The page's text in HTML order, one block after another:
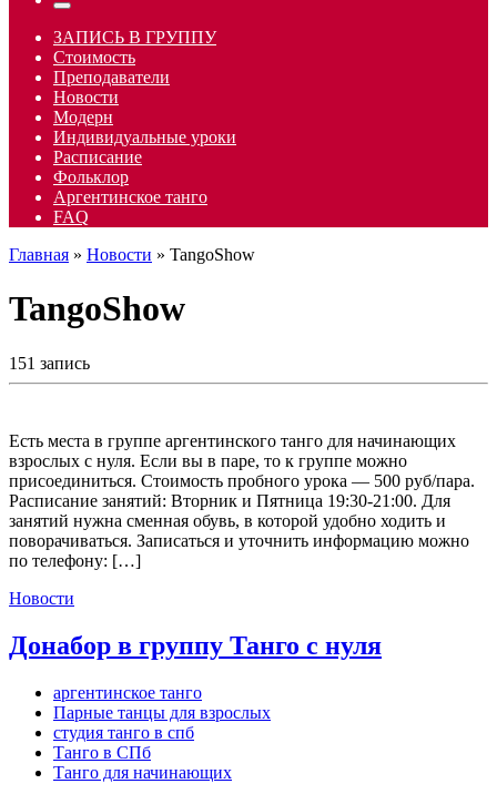
Меню
ЗАПИСЬ В ГРУППУ
Стоимость
Преподаватели
Новости
Модерн
Индивидуальные уроки
Расписание
Фольклор
Аргентинское танго
FAQ
Главная » Новости » TangoShow
TangoShow
151 запись
Есть места в группе аргентинского танго для начинающих
взрослых с нуля. Если вы в паре, то к группе можно
присоединиться. Стоимость пробного урока — 500 руб/пара.
Расписание занятий: Вторник и Пятница 19:30-21:00. Для
занятий нужна сменная обувь, в которой удобно ходить и
поворачиваться. Записаться и уточнить информацию можно
по телефону: […]
Новости
Донабор в группу Танго с нуля
аргентинское танго
Парные танцы для взрослых
студия танго в спб
Танго в СПб
Танго для начинающих